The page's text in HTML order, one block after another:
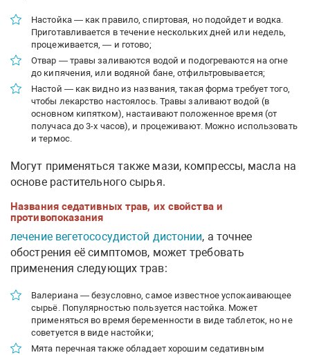
Настойка — как правило, спиртовая, но подойдет и водка.
Приготавливается в течение нескольких дней или недель,
процеживается, — и готово;
Отвар — травы заливаются водой и подогреваются на огне
до кипячения, или водяной бане, отфильтровывается;
Настой — как видно из названия, такая форма требует того,
чтобы лекарство настоялось. Травы заливают водой (в
основном кипятком), настаивают положенное время (от
получаса до 3-х часов), и процеживают. Можно использовать
и термос.
Могут применяться также мази, компрессы, масла на
основе растительного сырья.
Названия седативных трав, их свойства и
противопоказания
лечение вегетососудистой дистонии, а точнее
обострения её симптомов, может требовать
применения следующих трав:
Валериана — безусловно, самое известное успокаивающее
сырьё. Популярностью пользуется настойка. Может
применяться во время беременности в виде таблеток, но не
советуется в виде настойки;
Мята перечная также обладает хорошим седативным